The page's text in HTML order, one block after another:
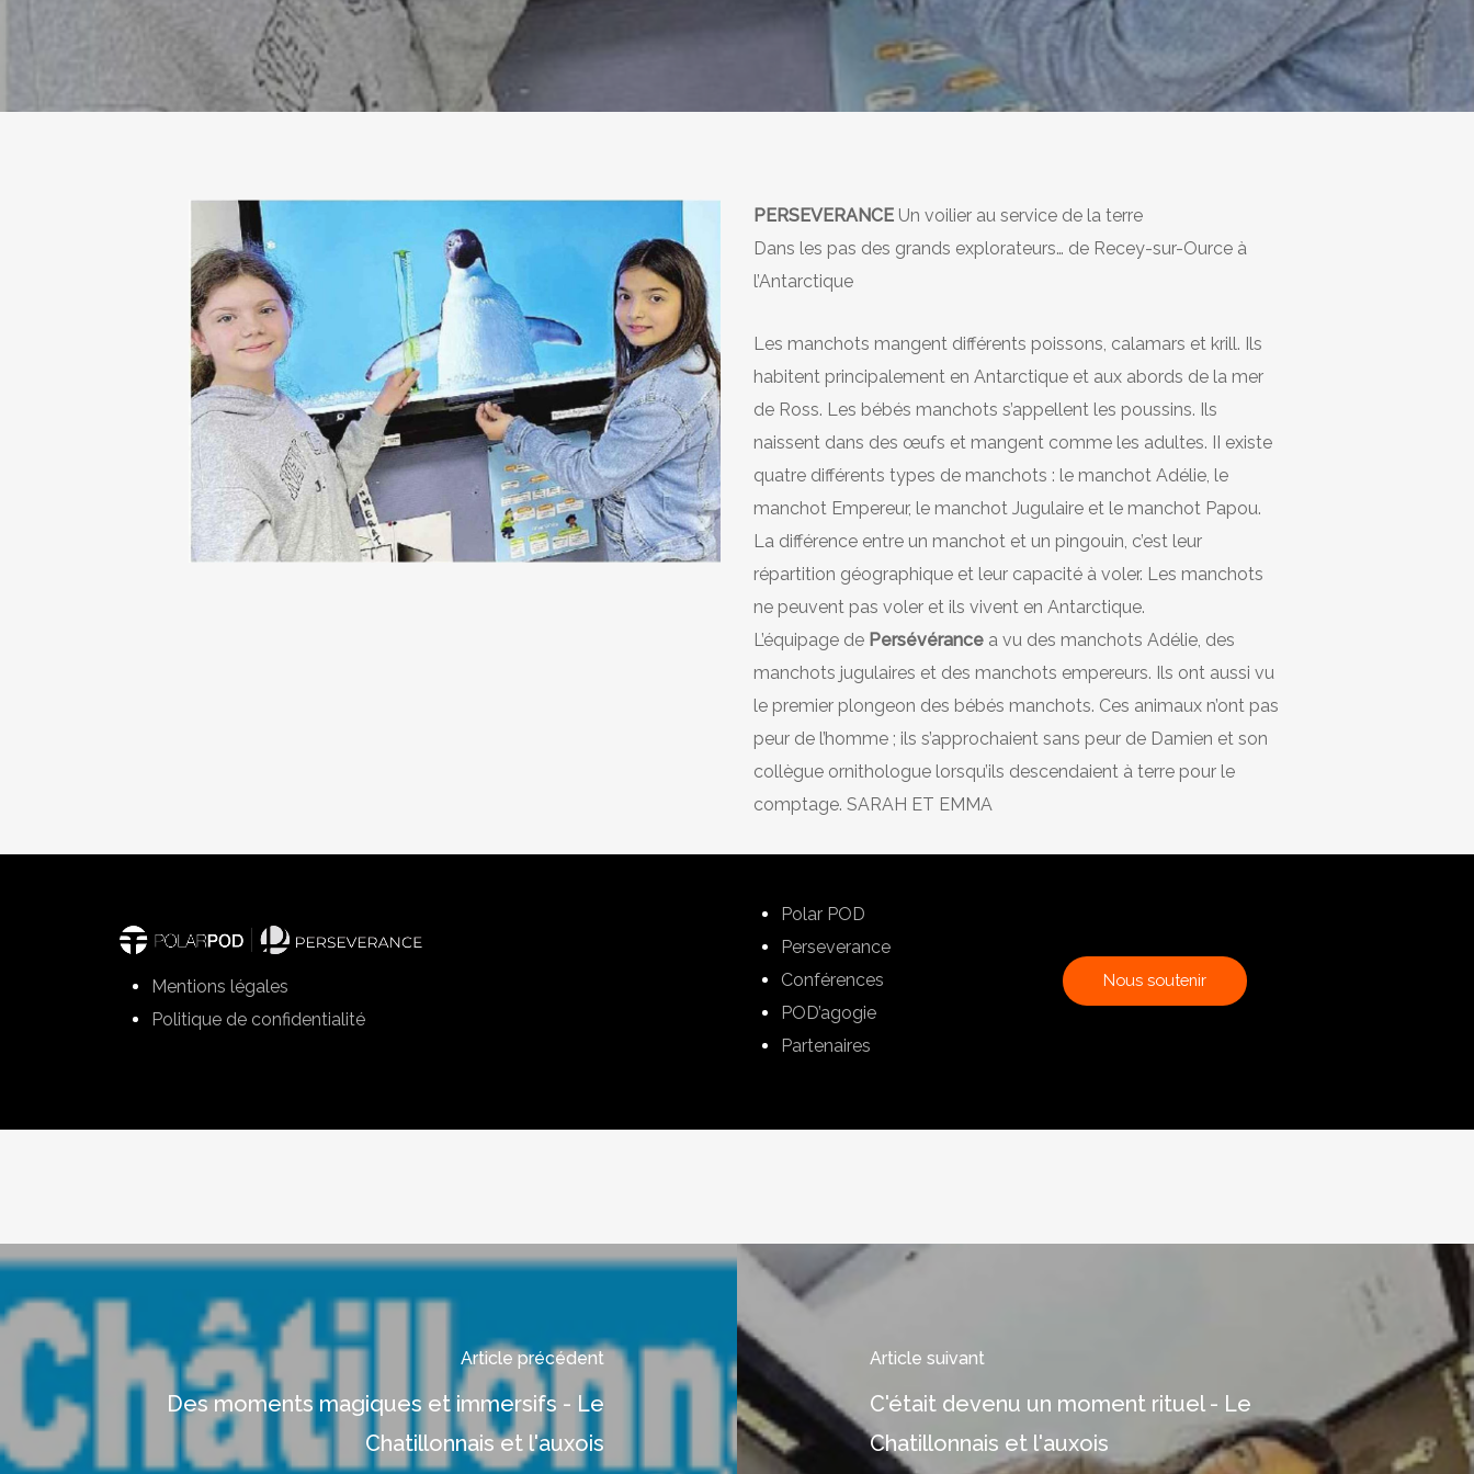
PERSEVERANCE Un voilier au service de la terre
Dans les pas des grands explorateurs… de Recey-sur-Ource à
l’Antarctique
Les manchots mangent différents poissons, calamars et krill. Ils
habitent principalement en Antarctique et aux abords de la mer
de Ross. Les bébés manchots s’appellent les poussins. Ils
naissent dans des œufs et mangent comme les adultes. II existe
quatre différents types de manchots : le manchot Adélie, le
manchot Empereur, le manchot Jugulaire et le manchot Papou.
La différence entre un manchot et un pingouin, c’est leur
répartition géographique et leur capacité à voler. Les manchots
ne peuvent pas voler et ils vivent en Antarctique.
L’équipage de Persévérance a vu des manchots Adélie, des
manchots jugulaires et des manchots empereurs. Ils ont aussi vu
le premier plongeon des bébés manchots. Ces animaux n’ont pas
peur de l’homme ; ils s’approchaient sans peur de Damien et son
collègue ornithologue lorsqu’ils descendaient à terre pour le
comptage. SARAH ET EMMA
Mentions légales
Politique de confidentialité
Polar POD
Perseverance
Conférences
POD’agogie
Partenaires
Nous soutenir
Article précédent
Des moments magiques et immersifs - Le
Chatillonnais et l'auxois
Article suivant
C'était devenu un moment rituel - Le
Chatillonnais et l'auxois